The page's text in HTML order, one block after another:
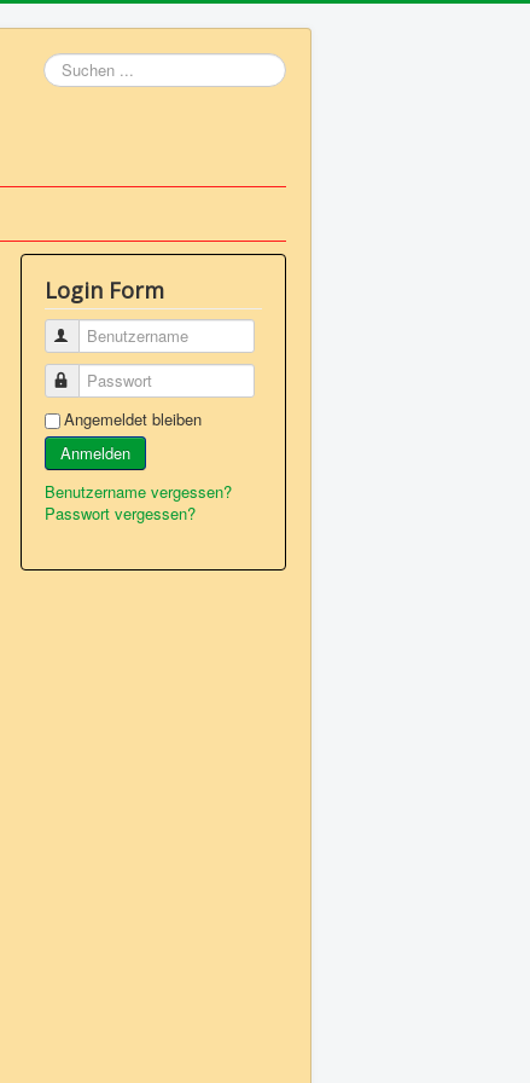
Suchen
...
Login Form
Benutzername
Passwort
Angemeldet bleiben
Anmelden
Benutzername vergessen?
Passwort vergessen?